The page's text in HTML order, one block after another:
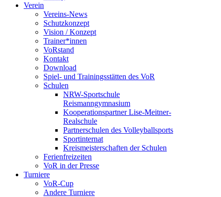
Verein
Vereins-News
Schutzkonzept
Vision / Konzept
Trainer*innen
VoRstand
Kontakt
Download
Spiel- und Trainingsstätten des VoR
Schulen
NRW-Sportschule
Reismanngymnasium
Kooperationspartner Lise-Meitner-
Realschule
Partnerschulen des Volleyballsports
Sportinternat
Kreismeisterschaften der Schulen
Ferienfreizeiten
VoR in der Presse
Turniere
VoR-Cup
Andere Turniere